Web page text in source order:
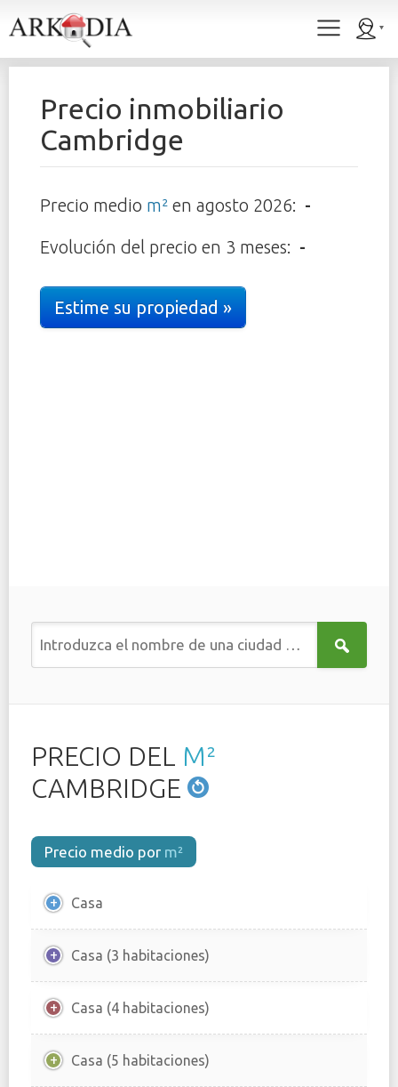
Precio inmobiliario
Cambridge
Precio medio m² en agosto 2026: -
Evolución del precio en 3 meses: -
Estime su propiedad »
PRECIO DEL M²
CAMBRIDGE
Precio medio por m²
Casa
Casa (3 habitaciones)
Casa (4 habitaciones)
Casa (5 habitaciones)